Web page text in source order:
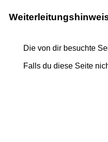
Die von dir besuchte
Falls du diese Seite